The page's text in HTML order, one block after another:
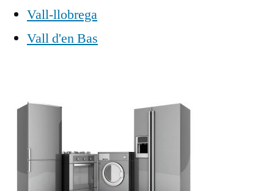
Vall-llobrega
Vall d'en Bas